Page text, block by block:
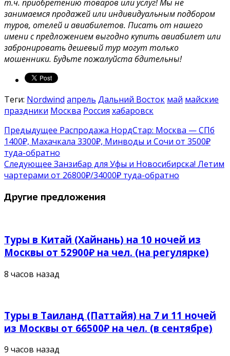
т.ч. приобретению товаров или услуг! Мы не
занимаемся продажей или индивидуальным подбором
туров, отелей и авиабилетов. Писать от нашего
имени с предложением выгодно купить авиабилет или
забронировать дешевый тур могут только
мошенники. Будьте пожалуйста бдительны!
Теги: Nordwind апрель Дальний Восток май майские
праздники Москва Россия хабаровск
Предыдущее Распродажа НордСтар: Москва — СПб
1400₽, Махачкала 3300₽, Минводы и Сочи от 3500₽
туда-обратно
Следующее Занзибар для Уфы и Новосибирска! Летим
чартерами от 26800₽/34000₽ туда-обратно
Другие предложения
Туры в Китай (Хайнань) на 10 ночей из
Москвы от 52900₽ на чел. (на регулярке)
8 часов назад
Туры в Таиланд (Паттайя) на 7 и 11 ночей
из Москвы от 66500₽ на чел. (в сентябре)
9 часов назад